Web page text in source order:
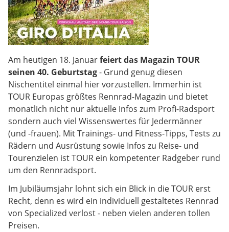
Am heutigen 18. Januarfeiert das Magazin TOUR
seinen 40. Geburtstag- Grund genug diesen
Nischentitel einmal hier vorzustellen. Immerhin ist
TOUR Europas größtes Rennrad-Magazin und bietet
monatlich nicht nur aktuelle Infos zum Profi-Radsport
sondern auch viel Wissenswertes für Jedermänner
(und -frauen). Mit Trainings- und Fitness-Tipps, Tests zu
Rädern und Ausrüstung sowie Infos zu Reise- und
Tourenzielen ist TOUR ein kompetenter Radgeber rund
um den Rennradsport.
Im Jubiläumsjahr lohnt sich ein Blick in die TOUR erst
Recht, denn es wird ein individuell gestaltetes Rennrad
von Specialized verlost - neben vielen anderen tollen
Preisen.